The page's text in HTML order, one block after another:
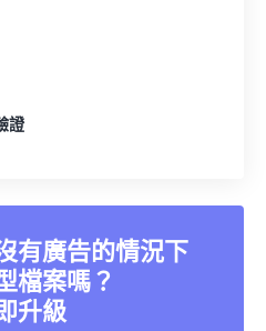
證
有廣告的情況下
檔案嗎？
升級